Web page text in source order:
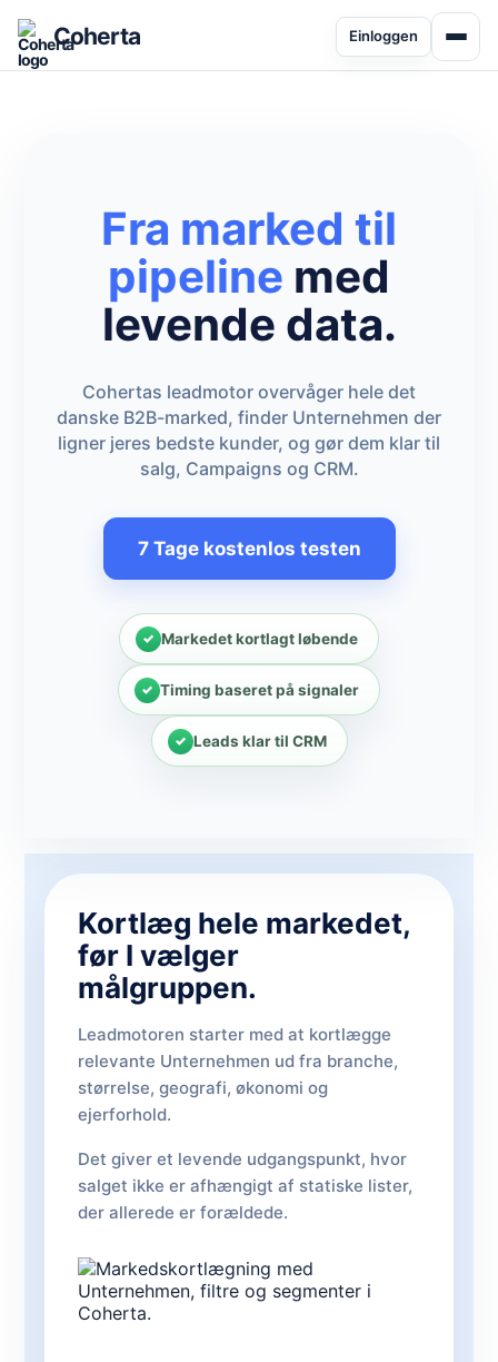
Coherta Einloggen
Fra marked til
pipeline med
levende data.
Cohertas leadmotor overvåger hele det
danske B2B-marked, finder Unternehmen der
ligner jeres bedste kunder, og gør dem klar til
salg, Campaigns og CRM.
7 Tage kostenlos testen
Markedet kortlagt løbende
Timing baseret på signaler
Leads klar til CRM
Kortlæg hele markedet,
før I vælger
målgruppen.
Leadmotoren starter med at kortlægge
relevante Unternehmen ud fra branche,
størrelse, geografi, økonomi og
ejerforhold.
Det giver et levende udgangspunkt, hvor
salget ikke er afhængigt af statiske lister,
der allerede er forældede.